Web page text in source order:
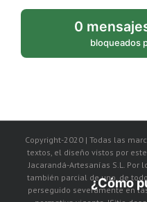
0
bloqueados
Copyright-2020 | Todas las
textos, el diseño vistos por
Jacarandá-Artesanías S.L.
también parcial de uno, de
perseguido severamente en
¿Cómo